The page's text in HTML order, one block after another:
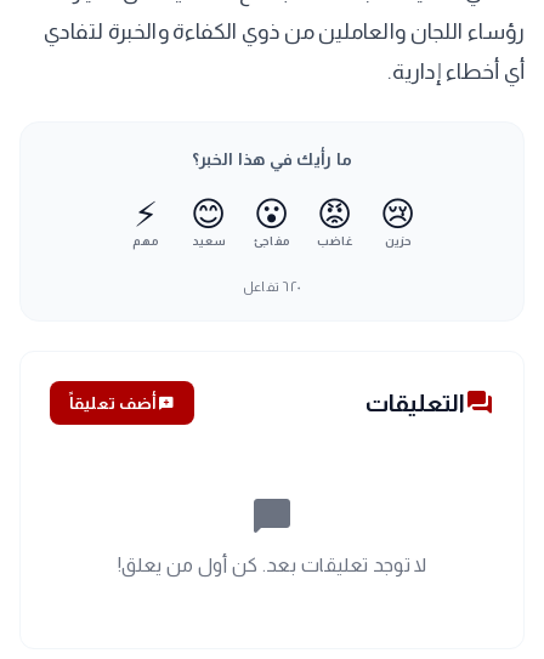
رؤساء اللجان والعاملين من ذوي الكفاءة والخبرة لتفادي
أي أخطاء إدارية.
ما رأيك في هذا الخبر؟
😢
حزين
😡
غاضب
😮
مفاجئ
😊
سعيد
⚡
مهم
٦٢٠ تفاعل
forumالتعليقات add_commentأضف تعليقاً
chat_bubble_outline
لا توجد تعليقات بعد. كن أول من يعلق!